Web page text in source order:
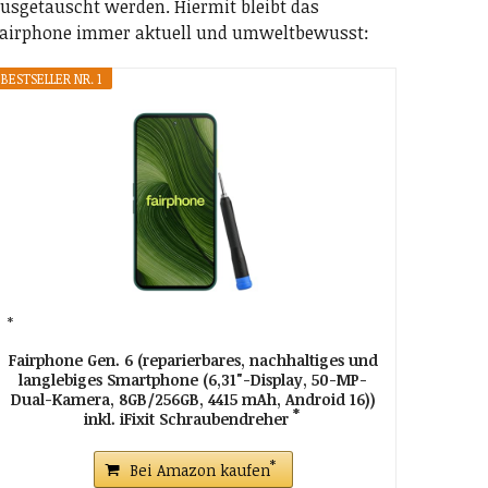
werden. Hiermit bleibt das
immer aktuell und umweltbewusst:
BESTSELLER NR. 1
Fairphone Gen. 6 (reparierbares, nachhaltiges und
langlebiges Smartphone (6,31"-Display, 50-MP-
Dual-Kamera, 8GB/256GB, 4415 mAh, Android 16))
inkl. iFixit Schraubendreher
Bei Amazon kaufen